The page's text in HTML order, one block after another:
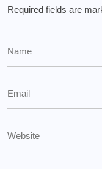
Required fields are